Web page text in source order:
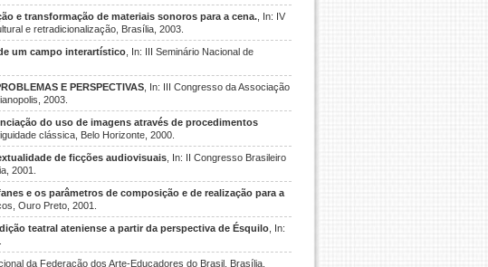
e transformação de materiais sonoros para a cena. , In: IV
e retradicionalização, Brasília, 2003.
um campo interartístico , In: III Seminário Nacional de
E PERSPECTIVAS , In: III Congresso da Associação
2003.
do uso de imagens através de procedimentos
clássica, Belo Horizonte, 2000.
de ficções audiovisuais , In: II Congresso Brasileiro
2001.
e os parâmetros de composição e de realização para a
Ouro Preto, 2001.
teatral ateniense a partir da perspectiva de Ésquilo , In:
da Federação dos Arte-Educadores do Brasil, Brasília,